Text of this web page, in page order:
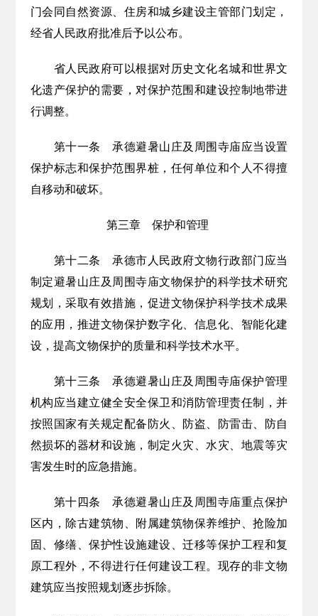
门会同自然资源、住房和城乡建设主管部门划定，
经省人民政府批准后予以公布。
省人民政府可以根据对历史文化名城和世界文
化遗产保护的需要，对保护范围和建设控制地带进
行调整。
第十一条 承德避暑山庄及周围寺庙应当设置
保护标志和保护范围界桩，任何单位和个人不得擅
自移动和破坏。
第三章 保护和管理
第十二条 承德市人民政府文物行政部门应当
制定避暑山庄及周围寺庙文物保护的科学技术研究
规划，采取有效措施，促进文物保护科学技术成果
的应用， 推进文物保护数字化、信息化、智能化建
设， 提高文物保护的质量和科学技术水平。
第十三条 承德避暑山庄及周围寺庙保护管理
机构应当建立健全安全保卫和消防管理责任制，并
按照国家有关规定配备防火、防盗、防雷击、防自
然损坏的器材和设施，制定火灾、水灾、地震等灾
害发生时的应急措施。
第十四条 承德避暑山庄及周围寺庙重点保护
区内，除古建筑物、附属建筑物保养维护、抢险加
固、修缮、保护性设施建设、迁移等保护工程和复
原工程外，不得进行任何建设工程。现存的非文物
建筑应当按照规划逐步拆除。